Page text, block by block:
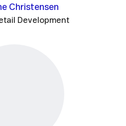
Christensen
Development